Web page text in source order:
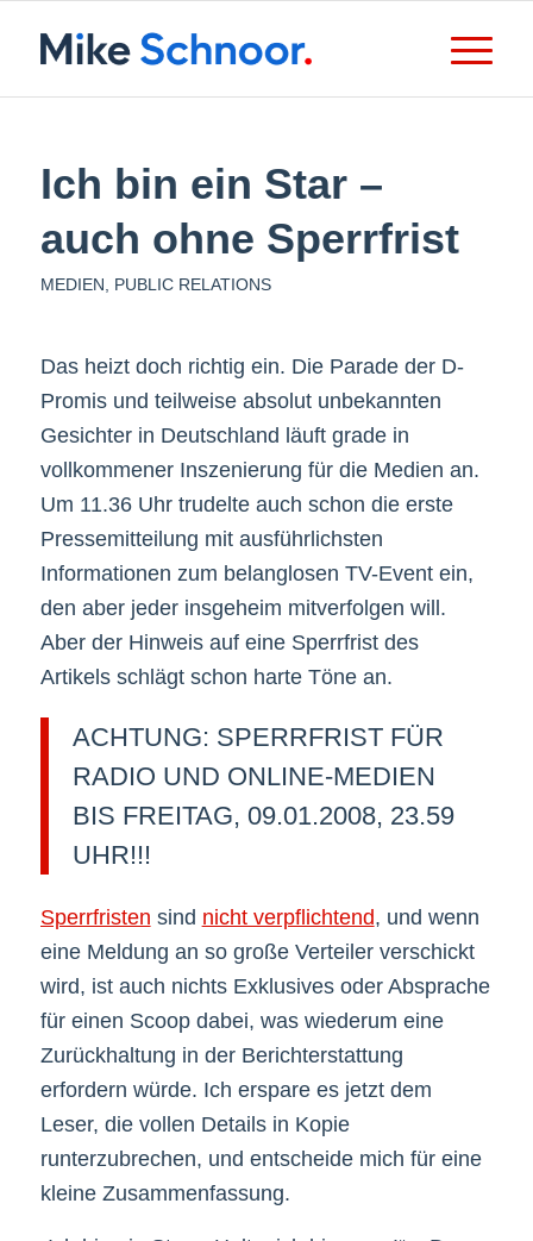
Ich bin ein Star –
auch ohne Sperrfrist
MEDIEN PUBLIC RELATIONS
Das heizt doch richtig ein. Die Parade der D-
Promis und teilweise absolut unbekannten
Gesichter in Deutschland läuft grade in
vollkommener Inszenierung für die Medien an.
Um 11.36 Uhr trudelte auch schon die erste
Pressemitteilung mit ausführlichsten
Informationen zum belanglosen TV-Event ein,
den aber jeder insgeheim mitverfolgen will.
Aber der Hinweis auf eine Sperrfrist des
Artikels schlägt schon harte Töne an.
ACHTUNG: SPERRFRIST FÜR
RADIO UND ONLINE-MEDIEN
BIS FREITAG, 09.01.2008, 23.59
UHR!!!
Sperrfristen sind nicht verpflichtend, und wenn
eine Meldung an so große Verteiler verschickt
wird, ist auch nichts Exklusives oder Absprache
für einen Scoop dabei, was wiederum eine
Zurückhaltung in der Berichterstattung
erfordern würde. Ich erspare es jetzt dem
Leser, die vollen Details in Kopie
runterzubrechen, und entscheide mich für eine
kleine Zusammenfassung.